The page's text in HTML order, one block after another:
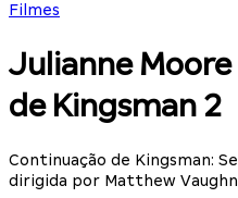
Filmes
Julianne
de Kingsman 2
Continuação de Kingsman:
dirigida por Matthew Vaughn